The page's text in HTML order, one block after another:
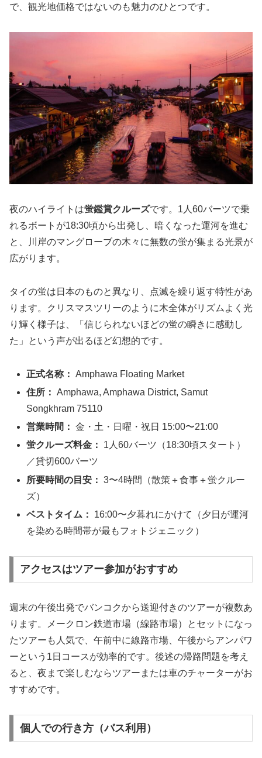
で、観光地価格ではないのも魅力のひとつです。
夜のハイライトは蛍鑑賞クルーズです。1人60バーツで乗
れるボートが18:30頃から出発し、暗くなった運河を進む
と、川岸のマングローブの木々に無数の蛍が集まる光景が
広がります。
タイの蛍は日本のものと異なり、点滅を繰り返す特性があ
ります。クリスマスツリーのように木全体がリズムよく光
り輝く様子は、「信じられないほどの蛍の瞬きに感動し
た」という声が出るほど幻想的です。
正式名称： Amphawa Floating Market
住所： Amphawa, Amphawa District, Samut
Songkhram 75110
営業時間： 金・土・日曜・祝日 15:00〜21:00
蛍クルーズ料金：
1人60バーツ（18:30頃スタート）
／貸切600バーツ
所要時間の目安： 3〜4時間（散策＋食事＋蛍クルー
ズ）
ベストタイム：
16:00〜夕暮れにかけて（夕日が運河
を染める時間帯が最もフォトジェニック）
アクセスはツアー参加がおすすめ
週末の午後出発でバンコクから送迎付きのツアーが複数あ
ります。メークロン鉄道市場（線路市場）とセットになっ
たツアーも人気で、午前中に線路市場、午後からアンパワ
ーという1日コースが効率的です。後述の帰路問題を考え
ると、夜まで楽しむならツアーまたは車のチャーターがお
すすめです。
個人での行き方（バス利用）